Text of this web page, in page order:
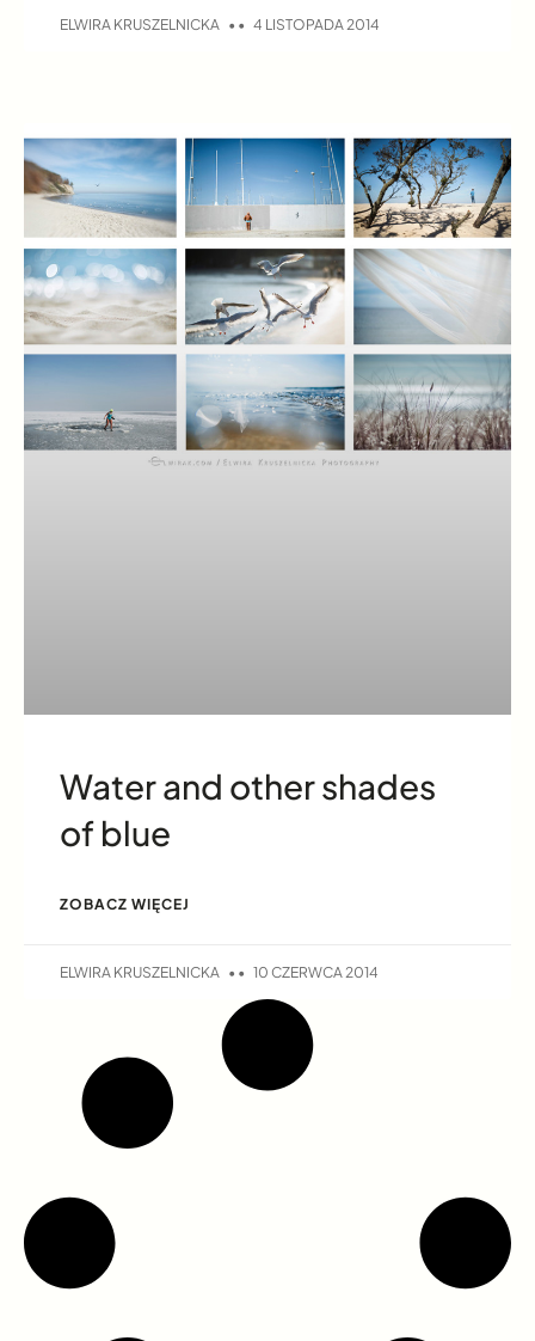
ELWIRA KRUSZELNICKA 4 LISTOPADA 2014
Water and other shades
of blue
ZOBACZ WIĘCEJ
ELWIRA KRUSZELNICKA 10 CZERWCA 2014